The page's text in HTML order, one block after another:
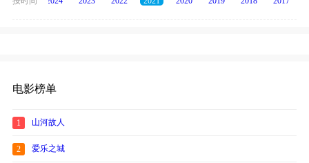
电影榜单
1 山河故人
2 爱乐之城